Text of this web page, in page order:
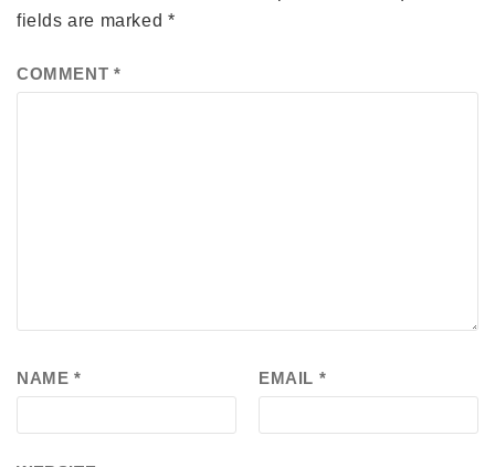
fields are marked *
COMMENT *
NAME * EMAIL *